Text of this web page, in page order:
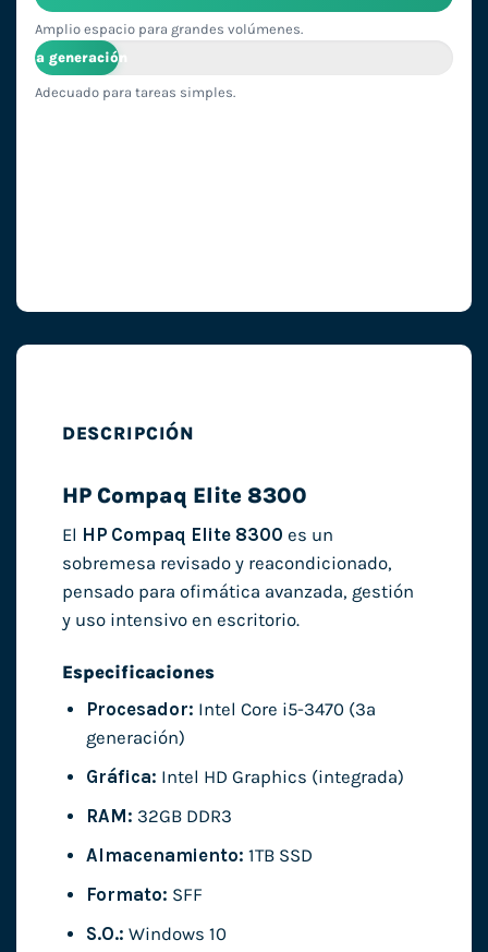
Amplio espacio para grandes volúmenes.
3ª generación
Adecuado para tareas simples.
DESCRIPCIÓN
HP Compaq Elite 8300
El HP Compaq Elite 8300 es un
sobremesa revisado y reacondicionado,
pensado para ofimática avanzada, gestión
y uso intensivo en escritorio.
Especificaciones
Procesador: Intel Core i5-3470 (3ª
generación)
Gráfica: Intel HD Graphics (integrada)
RAM: 32GB DDR3
Almacenamiento: 1TB SSD
Formato: SFF
S.O.: Windows 10